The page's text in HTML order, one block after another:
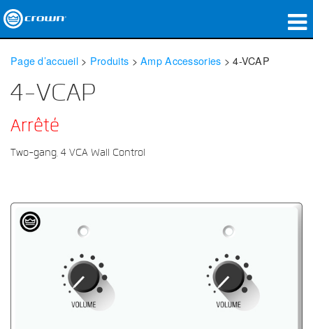
Applications
Audio en réseau
Notre histoire
Formation
Page d’accueil > Produits >Amp Accessories >4-VCAP
4-VCAP
Arrêté
Two-gang, 4 VCA Wall Control